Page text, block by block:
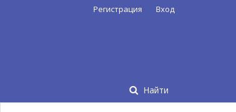
Найти
Регистрация Вход